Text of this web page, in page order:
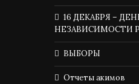
16 ДЕКАБРЯ –
НЕЗАВИСИМОСТИ
ВЫБОРЫ
Отчеты акимов